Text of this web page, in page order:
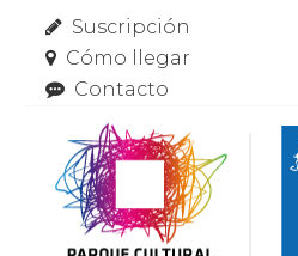
Suscripción
Cómo llegar
Contacto